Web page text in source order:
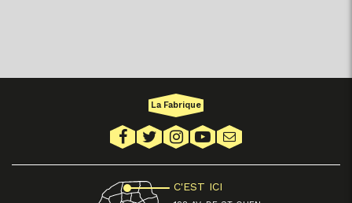
La Fabrique
C'EST ICI